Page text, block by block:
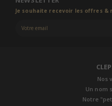
Je souhaite recevoir les offres
Nos
Un nom
Notre